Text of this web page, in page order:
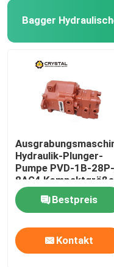
Hydraulischer
Bagger Anhang
Bulldozer
Rotationsbohrmotor
Reisemotor für
Bagger
Hydraulik-Plunger-
Pumpe PVD-1B-28P-
8AG4 Kompaktgröße
Bestpreis
Kontakt